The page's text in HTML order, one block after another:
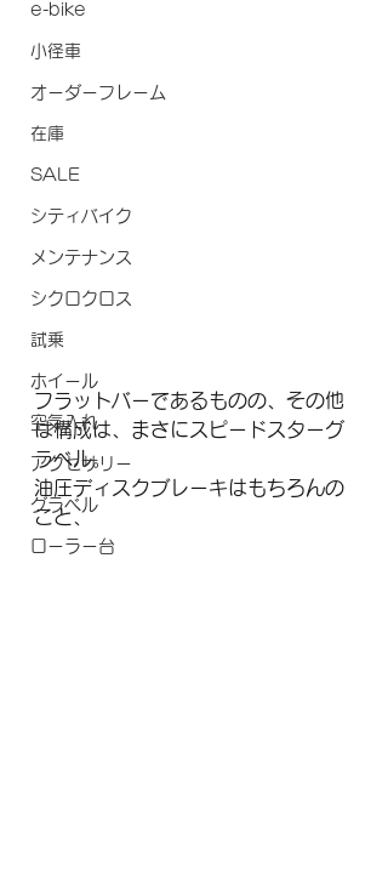
e-bike
小径車
オーダーフレーム
在庫
SALE
シティバイク
メンテナンス
シクロクロス
試乗
ホイール
空気入れ
アクセサリー
グラベル
ローラー台
フラットバーであるものの、その他
は構成は、まさにスピードスターグ
ラベル。
油圧ディスクブレーキはもちろんの
こと、